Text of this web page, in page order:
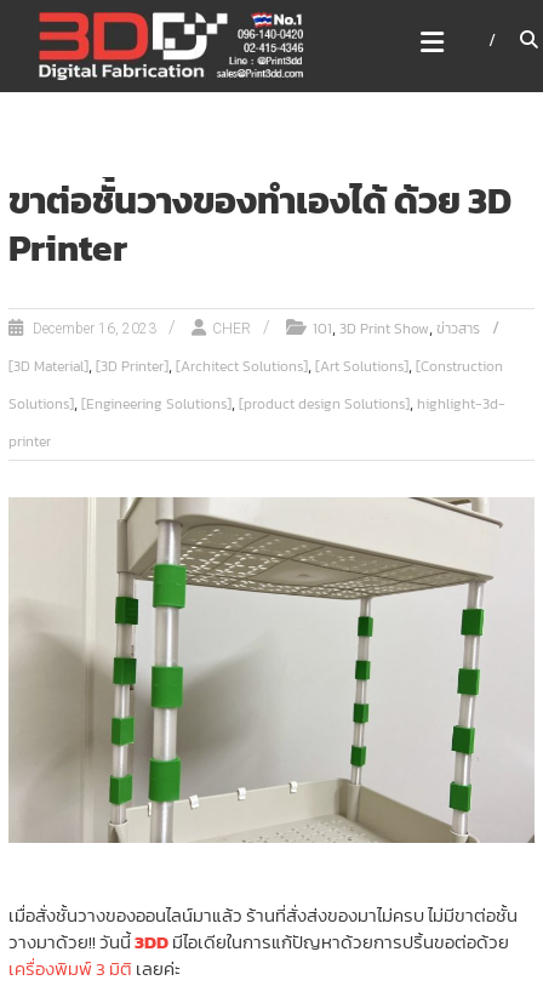
content
3DD DIGITAL FABRICATION
เครื่องพิมพ์3มิติ สแกนเนอร์
เลเซอร์
ขาต่อชั้นวางของทำเองได้ ด้วย 3D
Printer
December 16, 2023 CHER 101,3D Print Show,ข่าวสาร
[3D Material],[3D Printer],[Architect Solutions],[Art Solutions],[Construction
Solutions],[Engineering Solutions],[product design Solutions], highlight-3d-
printer
เมื่อสั่งชั้นวางของออนไลน์มาแล้ว ร้านที่สั่งส่งของมาไม่ครบ ไม่มีขาต่อชั้น
วางมาด้วย!! วันนี้3DDมีไอเดียในการแก้ปัญหาด้วยการปริ้นขอต่อด้วย
เครื่องพิมพ์ 3 มิติ เลยค่ะ